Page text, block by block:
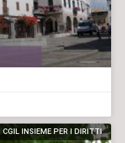
CGIL INSIEME PER I DIRITTI